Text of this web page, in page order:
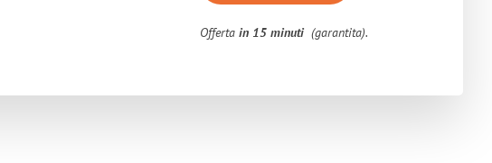
Offertain 15 minuti (garantita).